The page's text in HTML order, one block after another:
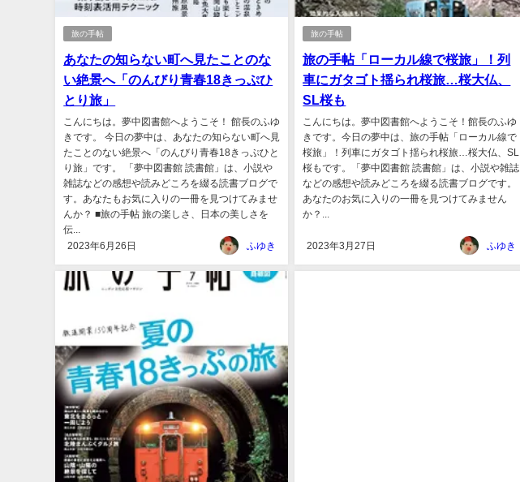
旅の手帖
あなたの知らない町へ見たことのな
い絶景へ「のんびり青春18きっぷひ
とり旅」
こんにちは。夢中図書館へようこそ！ 館長のふゆ
きです。 今日の夢中は、あなたの知らない町へ見
たことのない絶景へ「のんびり青春18きっぷひと
り旅」です。 「夢中図書館 読書館」は、小説や
雑誌などの感想や読みどころを綴る読書ブログで
す。あなたもお気に入りの一冊を見つけてみませ
んか？ ■旅の手帖 旅の楽しさ、日本の美しさを
伝...
2023年6月26日
ふゆき
旅の手帖
旅の手帖「ローカル線で桜旅」！列
車にガタゴト揺られ桜旅…桜大仏、
SL桜も
こんにちは。夢中図書館へようこそ！館長のふゆ
きです。今日の夢中は、旅の手帖「ローカル線で
桜旅」！列車にガタゴト揺られ桜旅…桜大仏、SL
桜もです。「夢中図書館 読書館」は、小説や雑誌
などの感想や読みどころを綴る読書ブログです。
あなたのお気に入りの一冊を見つけてみません
か？...
2023年3月27日 ふゆき